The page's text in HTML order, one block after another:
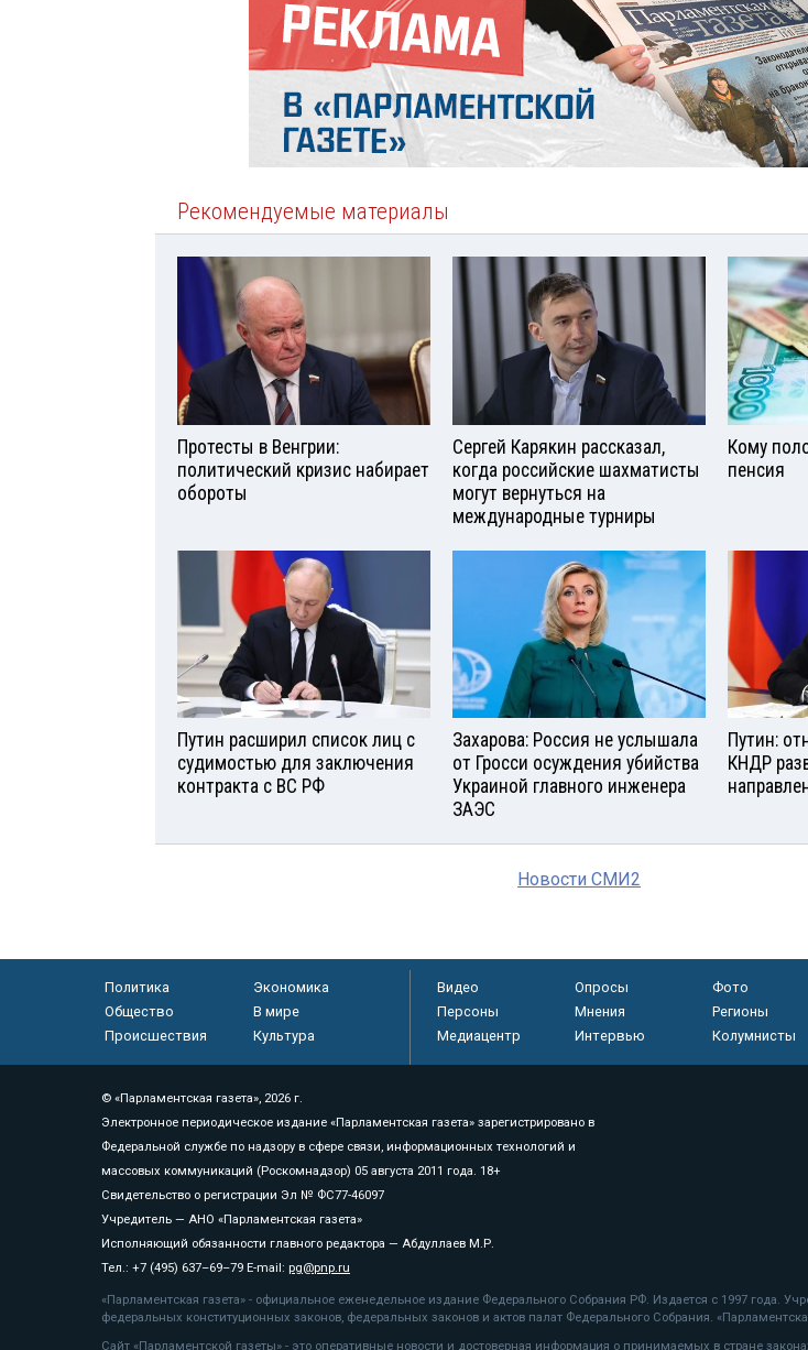
Рекомендуемые материалы
Протесты в Венгрии:
политический кризис набирает
обороты
Сергей Карякин рассказал,
когда российские шахматисты
могут вернуться на
международные турниры
Кому
пенсия
Путин расширил список лиц с
судимостью для заключения
контракта с ВС РФ
Захарова: Россия не услышала
от Гросси осуждения убийства
Украиной главного инженера
ЗАЭС
Путин:
КНДР
Новости СМИ2
Политика
Экономика
Общество
В мире
Происшествия
Культура
Видео Опросы
Фото
Персоны
Мнения
Регионы
Медиацентр
Интервью Колумнисты
© «Парламентская газета», 2026 г.
Электронное периодическое издание «Парламентская газета» зарегистрировано в
Федеральной службе по надзору в сфере связи, информационных технологий и
массовых коммуникаций (Роскомнадзор) 05 августа 2011 года. 18+
Свидетельство о регистрации Эл № ФС77-46097
Учредитель — АНО «Парламентская газета»
Исполняющий обязанности главного редактора — Абдуллаев М.Р.
Тел.: +7 (495) 637–69–79 E-mail: pg@pnp.ru
«Парламентская газета» - официальное еженедельное издание Федерального Собрания РФ. Издается с 1997 года.
федеральных конституционных законов, федеральных законов и актов палат Федерального Собрания.
Сайт «Парламентской газеты» - это оперативные новости и достоверная информация о принимаемых в стране